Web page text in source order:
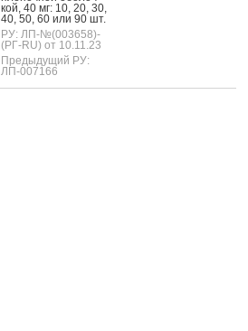
кой, 40 мг: 10, 20, 30,
40, 50, 60 или 90 шт.
РУ: ЛП-№(003658)-
(РГ-RU) от 10.11.23
Предыдущий РУ:
ЛП-007166